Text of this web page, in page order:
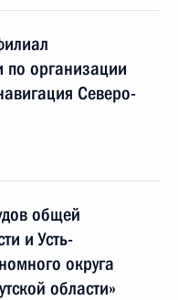
по организации
Северо-
общей
и Усть-
округа
области»